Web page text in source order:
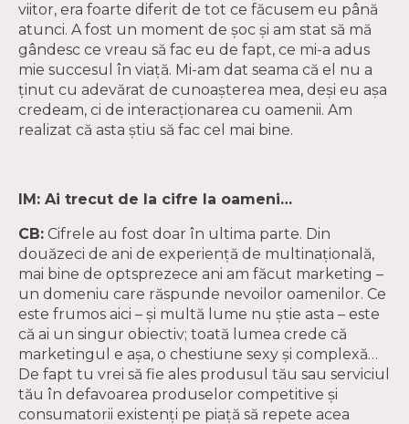
viitor, era foarte diferit de tot ce făcusem eu până
atunci. A fost un moment de șoc și am stat să mă
gândesc ce vreau să fac eu de fapt, ce mi-a adus
mie succesul în viață. Mi-am dat seama că el nu a
ținut cu adevărat de cunoașterea mea, deși eu așa
credeam, ci de interacționarea cu oamenii. Am
realizat că asta știu să fac cel mai bine.
IM: Ai trecut de la cifre la oameni…
CB: Cifrele au fost doar în ultima parte. Din
douăzeci de ani de experiență de multinațională,
mai bine de optsprezece ani am făcut marketing –
un domeniu care răspunde nevoilor oamenilor. Ce
este frumos aici – și multă lume nu știe asta – este
că ai un singur obiectiv; toată lumea crede că
marketingul e așa, o chestiune sexy și complexă…
De fapt tu vrei să fie ales produsul tău sau serviciul
tău în defavoarea produselor competitive și
consumatorii existenți pe piață să repete acea